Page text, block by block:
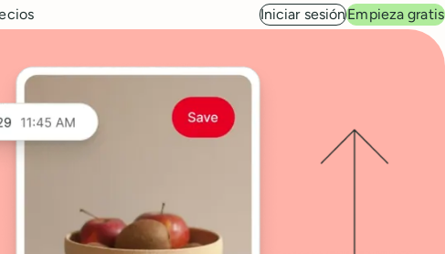
Iniciar sesiónEmpieza gratis